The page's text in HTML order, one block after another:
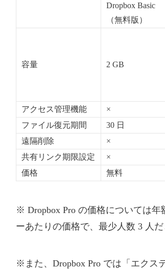
Dropbox Basic
（無料版）
容量 2 GB
アクセス管理機能
×
ファイル復元期間
30 日
遠隔削除
×
共有リンク期限設定
×
価格
無料
※ Dropbox Pro の価格については年
ーあたりの価格で、最少人数 3 人だ
※また、Dropbox Pro では「エクス